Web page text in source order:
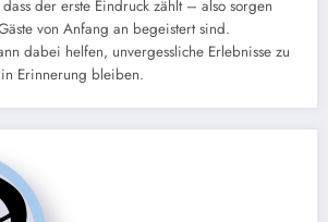
der erste Eindruck zählt – also sorgen
von Anfang an begeistert sind.
dabei helfen, unvergessliche Erlebnisse zu
Erinnerung bleiben.